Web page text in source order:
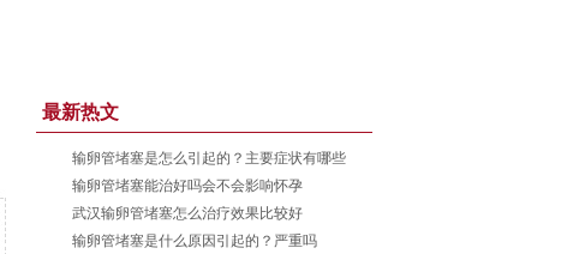
最新热文
输卵管堵塞是怎么引起的？主要症状有哪些
输卵管堵塞能治好吗会不会影响怀孕
武汉输卵管堵塞怎么治疗效果比较好
输卵管堵塞是什么原因引起的？严重吗